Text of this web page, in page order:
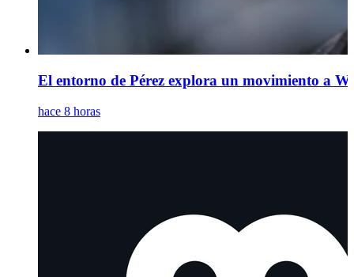
El entorno de Pérez explora un movimiento a
hace 8 horas